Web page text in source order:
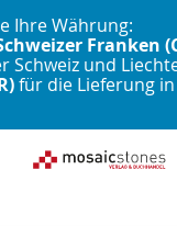
Ihre Währung:
Franken
Schweiz und
für die Lieferung